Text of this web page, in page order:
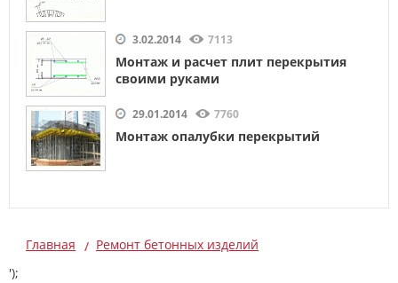
3.02.2014 7113
Монтаж и расчет плит перекрытия
своими руками
29.01.2014 7760
Монтаж опалубки перекрытий
Главная
Ремонт бетонных изделий
');